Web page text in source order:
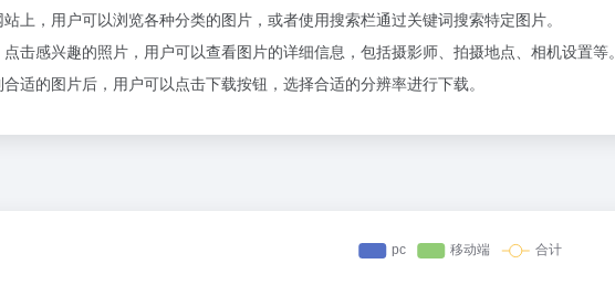
站上，用户可以浏览各种分类的图片，或者使用搜索栏通过关键词搜索特定图片。
点击感兴趣的照片，用户可以查看图片的详细信息，包括摄影师、拍摄地点、相机设置等。
合适的图片后，用户可以点击下载按钮，选择合适的分辨率进行下载。